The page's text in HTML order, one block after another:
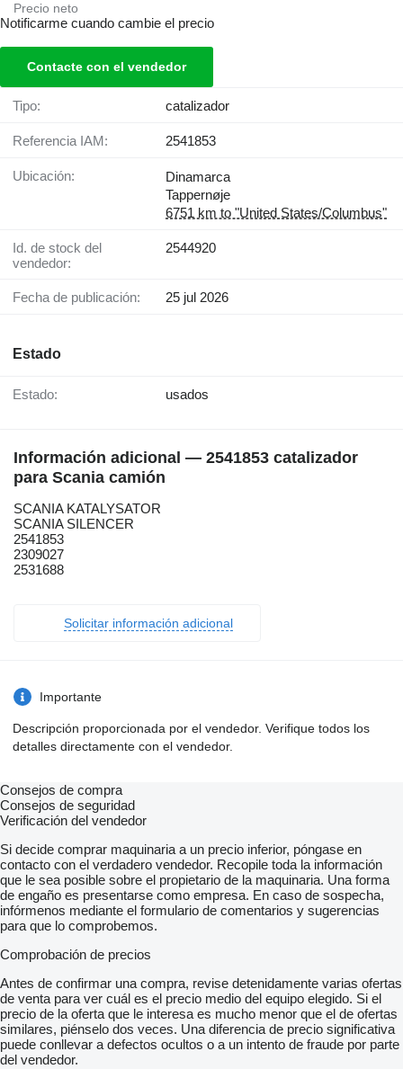
Precio neto
Notificarme cuando cambie el precio
Contacte con el vendedor
Tipo: catalizador
Referencia IAM: 2541853
Ubicación:
Dinamarca
Tappernøje
6751 km to "United States/Columbus"
Id. de stock del
vendedor:
2544920
Fecha de publicación: 25 jul 2026
Estado
Estado: usados
Información adicional — 2541853 catalizador
para Scania camión
SCANIA KATALYSATOR
SCANIA SILENCER
2541853
2309027
2531688
Solicitar información adicional
Importante
Descripción proporcionada por el vendedor. Verifique todos los
detalles directamente con el vendedor.
Consejos de compra
Consejos de seguridad
Verificación del vendedor
Si decide comprar maquinaria a un precio inferior, póngase en
contacto con el verdadero vendedor. Recopile toda la información
que le sea posible sobre el propietario de la maquinaria. Una forma
de engaño es presentarse como empresa. En caso de sospecha,
infórmenos mediante el formulario de comentarios y sugerencias
para que lo comprobemos.
Comprobación de precios
Antes de confirmar una compra, revise detenidamente varias ofertas
de venta para ver cuál es el precio medio del equipo elegido. Si el
precio de la oferta que le interesa es mucho menor que el de ofertas
similares, piénselo dos veces. Una diferencia de precio significativa
puede conllevar a defectos ocultos o a un intento de fraude por parte
del vendedor.